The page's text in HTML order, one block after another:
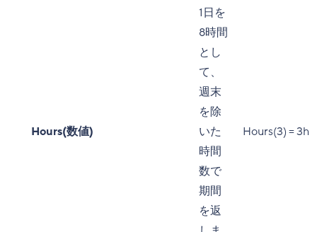
Hours(数値)
1日を
8時間
とし
て、
週末
を除
いた
時間
数で
期間
を返
Hours(3) = 3h